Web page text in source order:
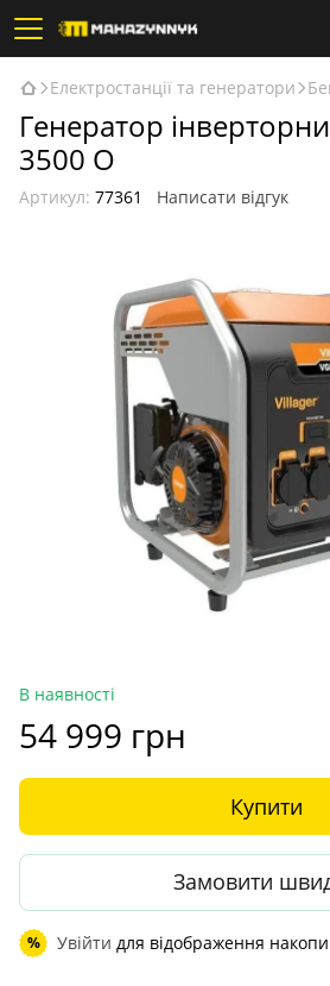
Електростанції та генератори
Генератор
3500 O
Артикул: 77361 Написати відгук
В наявності
54 999 грн
Купити
Замовити
% Увійти для відображення